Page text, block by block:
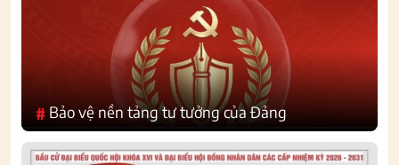
# Bảo vệ nền tảng tư tưởng của Đảng